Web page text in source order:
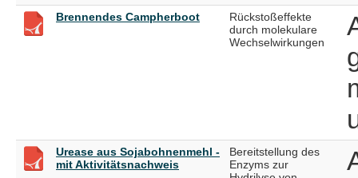
Brennendes Campherboot
Rückstoßeffekte
durch molekulare
Wechselwirkungen
Urease aus Sojabohnenmehl -
mit Aktivitätsnachweis
Bereitstellung des
Enzyms zur